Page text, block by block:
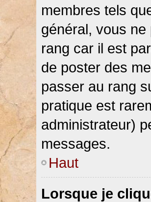
membres tels
général, vous ne
rang car il est
de poster des
passer au rang
pratique est
administrateur)
messages.
Haut
Lorsque je